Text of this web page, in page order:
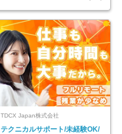
TDCX Japan株式会社
テクニカルサポート/未経験OK/